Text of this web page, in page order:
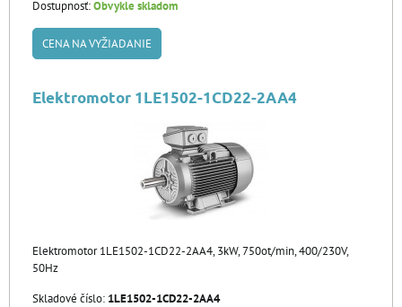
Dostupnosť:Obvykle skladom
CENA NA VYŽIADANIE
Elektromotor 1LE1502-1CD22-2AA4
Elektromotor 1LE1502-1CD22-2AA4, 3kW, 750ot/min, 400/230V,
50Hz
Skladové číslo: 1LE1502-1CD22-2AA4